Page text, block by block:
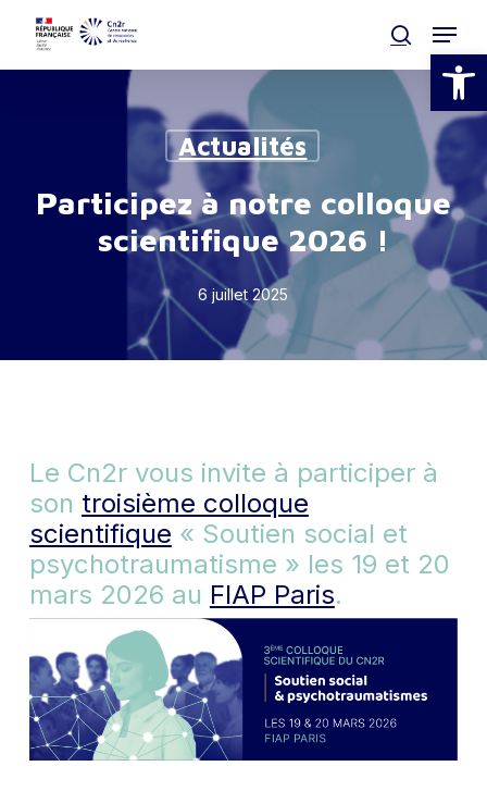
Ouvrir
Skip
main
search
Menu
Actualités
Participez à notre colloque
scientifique 2026 !
6 juillet 2025
Le Cn2r vous invite à participer à
son troisième colloque
scientifique « Soutien social et
psychotraumatisme » les 19 et 20
mars 2026 au FIAP Paris.